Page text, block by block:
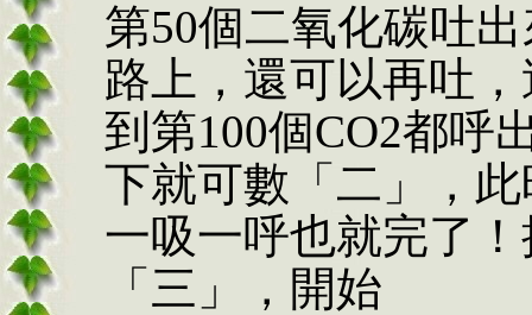
第50個二氧化碳吐
路上，還可以再吐
到第100個CO2都呼
下就可數「二」，
一吸一呼也就完了
「三」，開始